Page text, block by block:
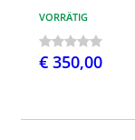
VORRÄTIG
€ 350,00